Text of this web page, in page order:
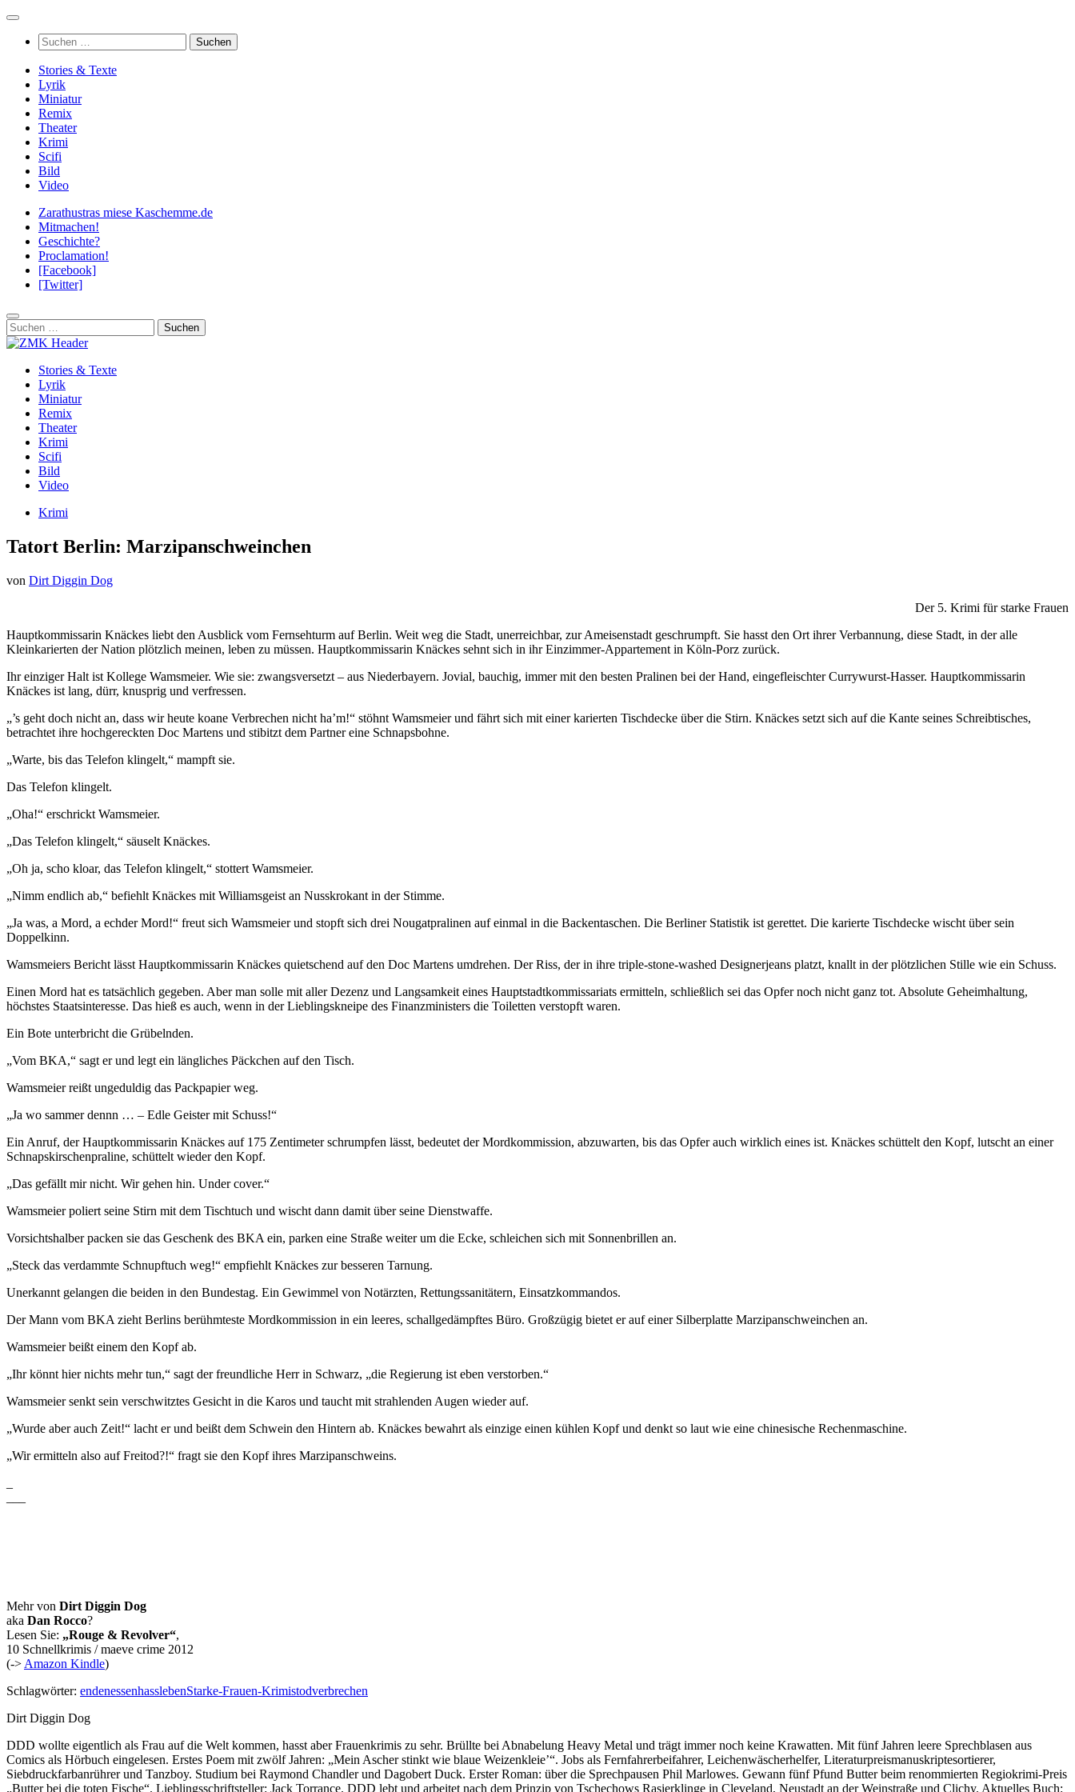
Zum
springenSuchen
nach:
Stories & Texte
Lyrik
Miniatur
Remix
Theater
Krimi
Scifi
Bild
Video
Zarathustras miese Kaschemme.de
Mitmachen!
Geschichte?
Proclamation!
[Facebook]
[Twitter]
Suchen
nach:
Stories & Texte
Lyrik
Miniatur
Remix
Theater
Krimi
Scifi
Bild
Video
Krimi
Tatort Berlin: Marzipanschweinchen
von Dirt Diggin Dog
Der 5. Krimi für starke Frauen
Hauptkommissarin Knäckes liebt den Ausblick vom Fernsehturm auf Berlin. Weit weg die Stadt, unerreichbar, zur Ameisenstadt geschrumpft. Sie hasst den Ort ihrer Verbannung, diese Stadt, in der alle
Kleinkarierten der Nation plötzlich meinen, leben zu müssen. Hauptkommissarin Knäckes sehnt sich in ihr Einzimmer-Appartement in Köln-Porz zurück.
Ihr einziger Halt ist Kollege Wamsmeier. Wie sie: zwangsversetzt – aus Niederbayern. Jovial, bauchig, immer mit den besten Pralinen bei der Hand, eingefleischter Currywurst-Hasser. Hauptkommissarin
Knäckes ist lang, dürr, knusprig und verfressen.
„’s geht doch nicht an, dass wir heute koane Verbrechen nicht ha’m!“ stöhnt Wamsmeier und fährt sich mit einer karierten Tischdecke über die Stirn. Knäckes setzt sich auf die Kante seines Schreibtisches,
betrachtet ihre hochgereckten Doc Martens und stibitzt dem Partner eine Schnapsbohne.
„Warte, bis das Telefon klingelt,“ mampft sie.
Das Telefon klingelt.
„Oha!“ erschrickt Wamsmeier.
„Das Telefon klingelt,“ säuselt Knäckes.
„Oh ja, scho kloar, das Telefon klingelt,“ stottert Wamsmeier.
„Nimm endlich ab,“ befiehlt Knäckes mit Williamsgeist an Nusskrokant in der Stimme.
„Ja was, a Mord, a echder Mord!“ freut sich Wamsmeier und stopft sich drei Nougatpralinen auf einmal in die Backentaschen. Die Berliner Statistik ist gerettet. Die karierte Tischdecke wischt über sein
Doppelkinn.
Wamsmeiers Bericht lässt Hauptkommissarin Knäckes quietschend auf den Doc Martens umdrehen. Der Riss, der in ihre triple-stone-washed Designerjeans platzt, knallt in der plötzlichen Stille wie ein Schuss.
Einen Mord hat es tatsächlich gegeben. Aber man solle mit aller Dezenz und Langsamkeit eines Hauptstadtkommissariats ermitteln, schließlich sei das Opfer noch nicht ganz tot. Absolute Geheimhaltung,
höchstes Staatsinteresse. Das hieß es auch, wenn in der Lieblingskneipe des Finanzministers die Toiletten verstopft waren.
Ein Bote unterbricht die Grübelnden.
„Vom BKA,“ sagt er und legt ein längliches Päckchen auf den Tisch.
Wamsmeier reißt ungeduldig das Packpapier weg.
„Ja wo sammer dennn … – Edle Geister mit Schuss!“
Ein Anruf, der Hauptkommissarin Knäckes auf 175 Zentimeter schrumpfen lässt, bedeutet der Mordkommission, abzuwarten, bis das Opfer auch wirklich eines ist. Knäckes schüttelt den Kopf, lutscht an einer
Schnapskirschenpraline, schüttelt wieder den Kopf.
„Das gefällt mir nicht. Wir gehen hin. Under cover.“
Wamsmeier poliert seine Stirn mit dem Tischtuch und wischt dann damit über seine Dienstwaffe.
Vorsichtshalber packen sie das Geschenk des BKA ein, parken eine Straße weiter um die Ecke, schleichen sich mit Sonnenbrillen an.
„Steck das verdammte Schnupftuch weg!“ empfiehlt Knäckes zur besseren Tarnung.
Unerkannt gelangen die beiden in den Bundestag. Ein Gewimmel von Notärzten, Rettungssanitätern, Einsatzkommandos.
Der Mann vom BKA zieht Berlins berühmteste Mordkommission in ein leeres, schallgedämpftes Büro. Großzügig bietet er auf einer Silberplatte Marzipanschweinchen an.
Wamsmeier beißt einem den Kopf ab.
„Ihr könnt hier nichts mehr tun,“ sagt der freundliche Herr in Schwarz, „die Regierung ist eben verstorben.“
Wamsmeier senkt sein verschwitztes Gesicht in die Karos und taucht mit strahlenden Augen wieder auf.
„Wurde aber auch Zeit!“ lacht er und beißt dem Schwein den Hintern ab. Knäckes bewahrt als einzige einen kühlen Kopf und denkt so laut wie eine chinesische Rechenmaschine.
„Wir ermitteln also auf Freitod?!“ fragt sie den Kopf ihres Marzipanschweins.
Mehr von Dirt Diggin Dog
aka Dan Rocco?
Lesen Sie: „Rouge & Revolver“,
10 Schnellkrimis / maeve crime 2012
(-> Amazon Kindle)
Schlagwörter: endenessenhasslebenStarke-Frauen-Krimistodverbrechen
Dirt Diggin Dog
DDD wollte eigentlich als Frau auf die Welt kommen, hasst aber Frauenkrimis zu sehr. Brüllte bei Abnabelung Heavy Metal und trägt immer noch keine Krawatten. Mit fünf Jahren leere Sprechblasen aus
Comics als Hörbuch eingelesen. Erstes Poem mit zwölf Jahren: „Mein Ascher stinkt wie blaue Weizenkleie’“. Jobs als Fernfahrerbeifahrer, Leichenwäscherhelfer, Literaturpreismanuskriptesortierer,
Siebdruckfarbanrührer und Tanzboy. Studium bei Raymond Chandler und Dagobert Duck. Erster Roman: über die Sprechpausen Phil Marlowes. Gewann fünf Pfund Butter beim renommierten Regiokrimi-Preis
„Butter bei die toten Fische“. Lieblingsschriftsteller: Jack Torrance. DDD lebt und arbeitet nach dem Prinzip von Tschechows Rasierklinge in Cleveland, Neustadt an der Weinstraße und Clichy. Aktuelles Buch: